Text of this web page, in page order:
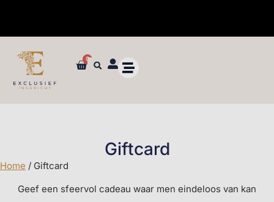
0
Giftcard
Home / Giftcard
Geef een sfeervol cadeau waar men eindeloos van kan